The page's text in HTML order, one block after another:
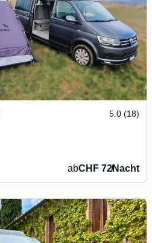
5.0 (18)
abCHF 72/Nacht